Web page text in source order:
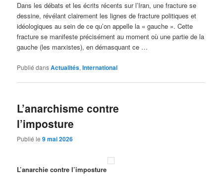
Dans les débats et les écrits récents sur l’Iran, une fracture se
dessine, révélant clairement les lignes de fracture politiques et
idéologiques au sein de ce qu’on appelle la « gauche ». Cette
fracture se manifeste précisément au moment où une partie de la
gauche (les marxistes), en démasquant ce …
Publié dansActualités,International
L’anarchisme contre
l’imposture
Publié le9 mai 2026
L’anarchie contre l’imposture